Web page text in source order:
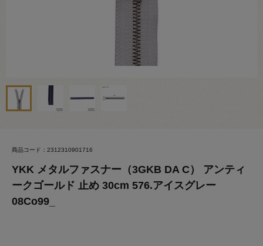
商品コード：2312310901716
YKK メタルファスナー（3GKB DA C） アンティ
ークゴールド 止め 30cm 576.アイスグレー
08Co99_